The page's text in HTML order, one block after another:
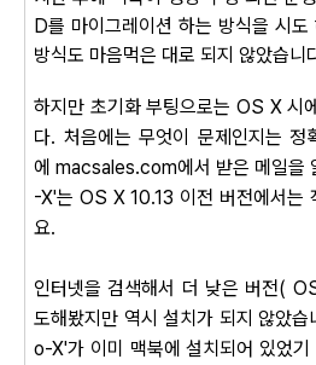
D를 마이그레이션 하는 방식을 시도
방식도 마음먹은 대로 되지 않았습니
하지만 초기화 부팅으로는 OS X 시
다. 처음에는 무엇이 문제인지는 정
에 macsales.com에서 받은 메일을
-X'는 OS X 10.13 이전 버전에서는
요.
인터넷을 검색해서 더 낮은 버전(
도해봤지만 역시 설치가 되지 않았습
o-X'가 이미 맥북에 설치되어 있었기